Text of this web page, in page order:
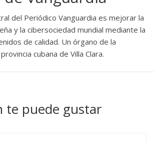
del Periódico Vanguardia es mejorar la
y la cibersociedad mundial mediante la
de calidad. Un órgano de la
cubana de Villa Clara.
te puede gustar